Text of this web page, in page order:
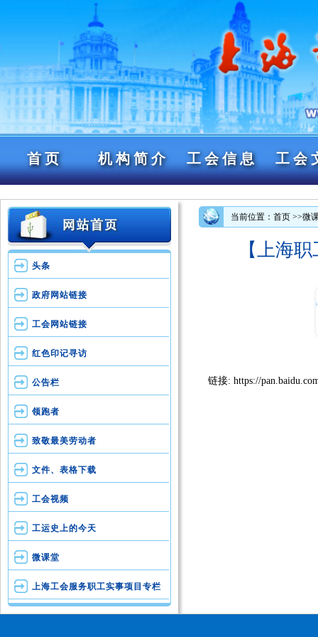
首页 机构简介 工会信息 工会
头条
政府网站链接
工会网站链接
红色印记寻访
公告栏
领跑者
致敬最美劳动者
文件、表格下载
工会视频
工运史上的今天
微课堂
上海工会服务职工实事项目专栏
当前位置：首页 >>微
【上海
链接: https://